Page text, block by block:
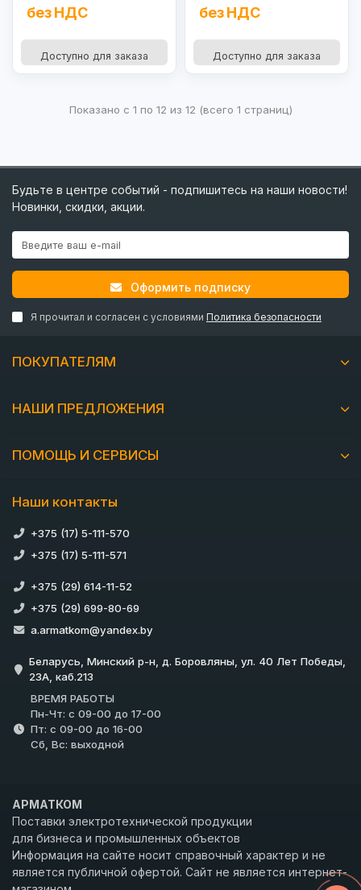
без НДС
Доступно для заказа
без НДС
Доступно для заказа
Показано с 1 по 12 из 12 (всего 1 страниц)
Будьте в центре событий - подпишитесь на наши новости!
Новинки, скидки, акции.
Оформить подписку
Я прочитал и согласен с условиями Политика безопасности
ПОКУПАТЕЛЯМ
НАШИ ПРЕДЛОЖЕНИЯ
ПОМОЩЬ И СЕРВИСЫ
Наши контакты
+375 (17) 5-111-570
+375 (17) 5-111-571
+375 (29) 614-11-52
+375 (29) 699-80-69
a.armatkom@yandex.by
Беларусь, Минский р-н, д. Боровляны, ул. 40 Лет Победы,
23А, каб.213
ВРЕМЯ РАБОТЫ
Пн-Чт: с 09-00 до 17-00
Пт: с 09-00 до 16-00
Сб, Вс: выходной
АРМАТКОМ
Поставки электротехнической продукции
для бизнеса и промышленных объектов
Информация на сайте носит справочный характер и не
является публичной офертой. Сайт не является интернет-